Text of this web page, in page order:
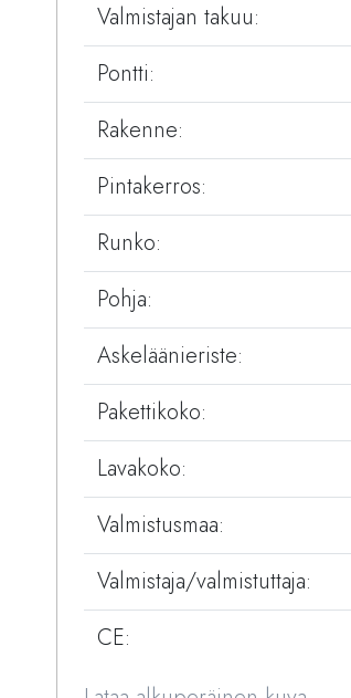
Valmistajan takuu:
Pontti:
Rakenne:
Pintakerros:
Runko:
Pohja:
Askeläänieriste:
Pakettikoko:
Lavakoko:
Valmistusmaa:
Valmistaja/valmistuttaja:
CE: